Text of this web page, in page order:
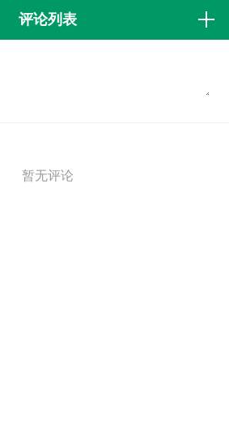
评论列表
暂无评论